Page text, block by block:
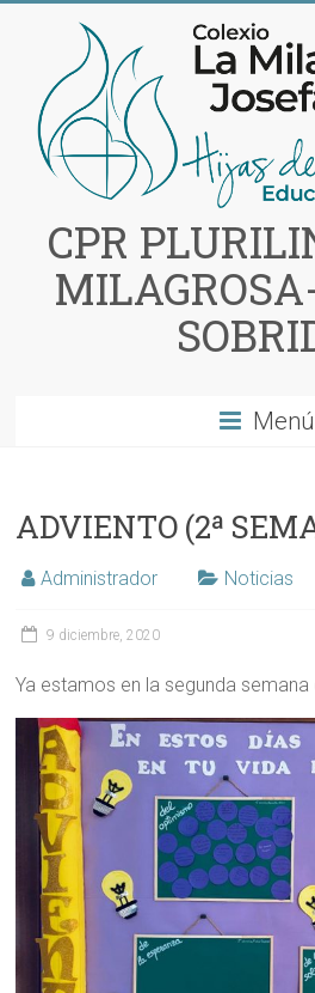
contenido
CPR
Menú
ADVIENTO (2ª
Administrador Noticias
9 diciembre, 2020
Ya estamos en la segunda semana